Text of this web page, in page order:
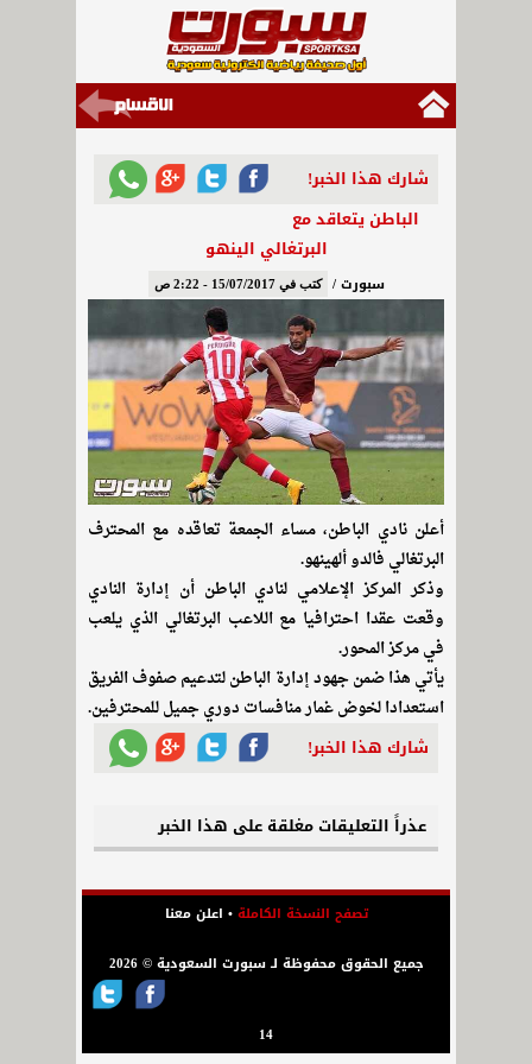
شارك هذا الخبر!
الباطن يتعاقد مع
البرتغالي الينهو
سبورت / كتب في 15/07/2017 - 2:22 ص
أعلن نادي الباطن، مساء الجمعة تعاقده مع المحترف
البرتغالي فالدو ألهينهو.
وذكر المركز الإعلامي لنادي الباطن أن إدارة النادي
وقعت عقدا احترافيا مع اللاعب البرتغالي الذي يلعب
في مركز المحور.
يأتي هذا ضمن جهود إدارة الباطن لتدعيم صفوف الفريق
استعدادا لخوض غمار منافسات دوري جميل للمحترفين.
شارك هذا الخبر!
عذراً التعليقات مغلقة على هذا الخبر
تصفح النسخة الكاملة• اعلن معنا
جميع الحقوق محفوظة لـ سبورت السعودية © 2026
14